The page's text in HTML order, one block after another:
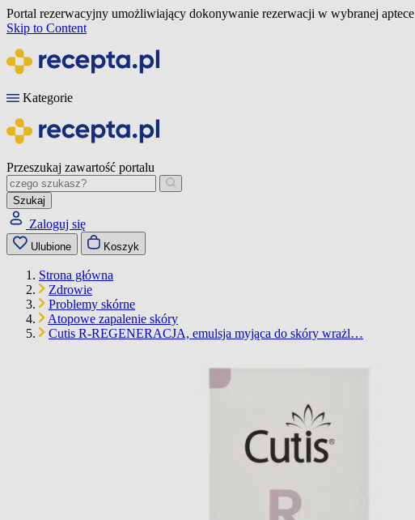
Portal rezerwacyjny umożliwiający dokonywanie rezerwacji w wybranej aptece
Skip to Content
Kategorie
Przeszukaj zawartość portalu
Szukaj
Zaloguj się
Ulubione Koszyk
Strona główna
Zdrowie
Problemy skórne
Atopowe zapalenie skóry
Cutis R-REGENERACJA, emulsja myjąca do skóry wrażl…